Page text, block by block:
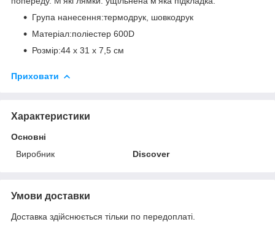
Група нанесення:термодрук, шовкодрук
Матеріал:поліестер 600D
Розмір:44 х 31 х 7,5 см
Приховати
Характеристики
Основні
Виробник
Discover
Умови доставки
Доставка здійснюється тільки по передоплаті.